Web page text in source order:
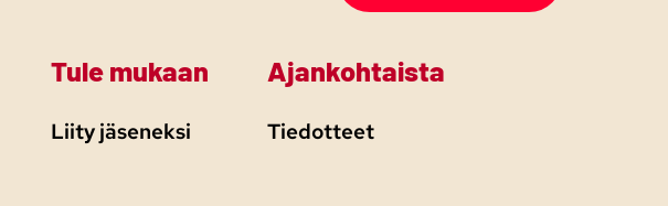
Tule mukaan
Liity jäseneksi
Ajankohtaista
Tiedotteet